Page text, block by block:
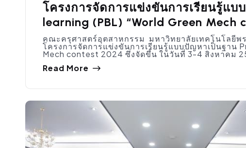
โครงการจัดการแข่งขันการเรียนรู้แบ
learning (PBL) “World Green Mech
คณะครุศาสตร์อุตสาหกรรม มหาวิทยาลัยเทคโนโลยีพ
โครงการจัดการแข่งขันการเรียนรู้แบบปัญหาเป็นฐาน
Mech contest 2024 ซึ่งจัดขึ้น ในวันที่ 3-4 สิงหาคม
Read More